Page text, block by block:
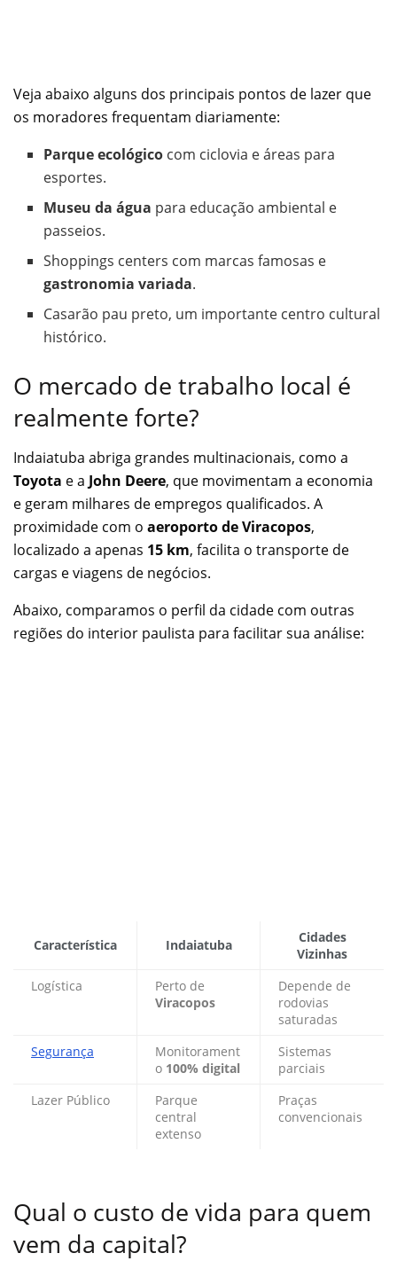
Veja abaixo alguns dos principais pontos de lazer que
os moradores frequentam diariamente:
Parque ecológico com ciclovia e áreas para
esportes.
Museu da água para educação ambiental e
passeios.
Shoppings centers com marcas famosas e
gastronomia variada.
Casarão pau preto, um importante centro cultural
histórico.
O mercado de trabalho local é
realmente forte?
Indaiatuba abriga grandes multinacionais, como a
Toyota e a John Deere, que movimentam a economia
e geram milhares de empregos qualificados. A
proximidade com o aeroporto de Viracopos,
localizado a apenas 15 km, facilita o transporte de
cargas e viagens de negócios.
Abaixo, comparamos o perfil da cidade com outras
regiões do interior paulista para facilitar sua análise:
Característica Indaiatuba
Cidades
Vizinhas
Logística
Perto de
Viracopos
Depende de
rodovias
saturadas
Segurança
Monitorament
o 100% digital
Sistemas
parciais
Lazer Público
Parque
central
extenso
Praças
convencionais
Qual o custo de vida para quem
vem da capital?